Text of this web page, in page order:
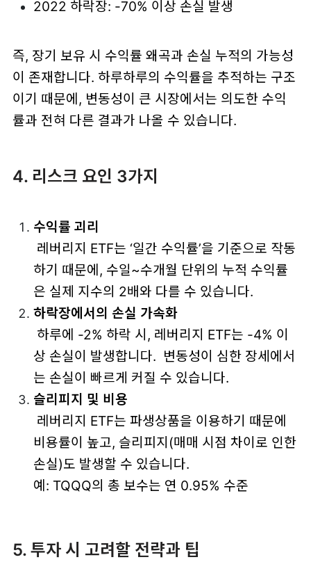
2022 하락장: -70% 이상 손실 발생
즉, 장기 보유 시 수익률 왜곡과 손실 누적의 가능성
이 존재합니다. 하루하루의 수익률을 추적하는 구조
이기 때문에, 변동성이 큰 시장에서는 의도한 수익
률과 전혀 다른 결과가 나올 수 있습니다.
4. 리스크 요인 3가지
수익률 괴리
레버리지 ETF는 ‘일간 수익률’을 기준으로 작동
하기 때문에, 수일~수개월 단위의 누적 수익률
은 실제 지수의 2배와 다를 수 있습니다.
하락장에서의 손실 가속화
하루에 -2% 하락 시, 레버리지 ETF는 -4% 이
상 손실이 발생합니다. 변동성이 심한 장세에서
는 손실이 빠르게 커질 수 있습니다.
슬리피지 및 비용
레버리지 ETF는 파생상품을 이용하기 때문에
비용률이 높고, 슬리피지(매매 시점 차이로 인한
손실)도 발생할 수 있습니다.
예: TQQQ의 총 보수는 연 0.95% 수준
5. 투자 시 고려할 전략과 팁